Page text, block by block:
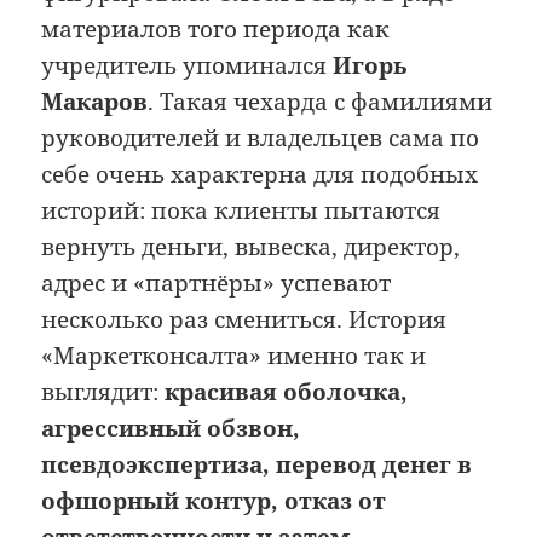
материалов того периода как
учредитель упоминалсяИгорь
Макаров. Такая чехарда с фамилиями
руководителей и владельцев сама по
себе очень характерна для подобных
историй: пока клиенты пытаются
вернуть деньги, вывеска, директор,
адрес и «партнёры» успевают
несколько раз смениться. История
«Маркетконсалта» именно так и
выглядит:красивая оболочка,
агрессивный обзвон,
псевдоэкспертиза, перевод денег в
офшорный контур, отказ от